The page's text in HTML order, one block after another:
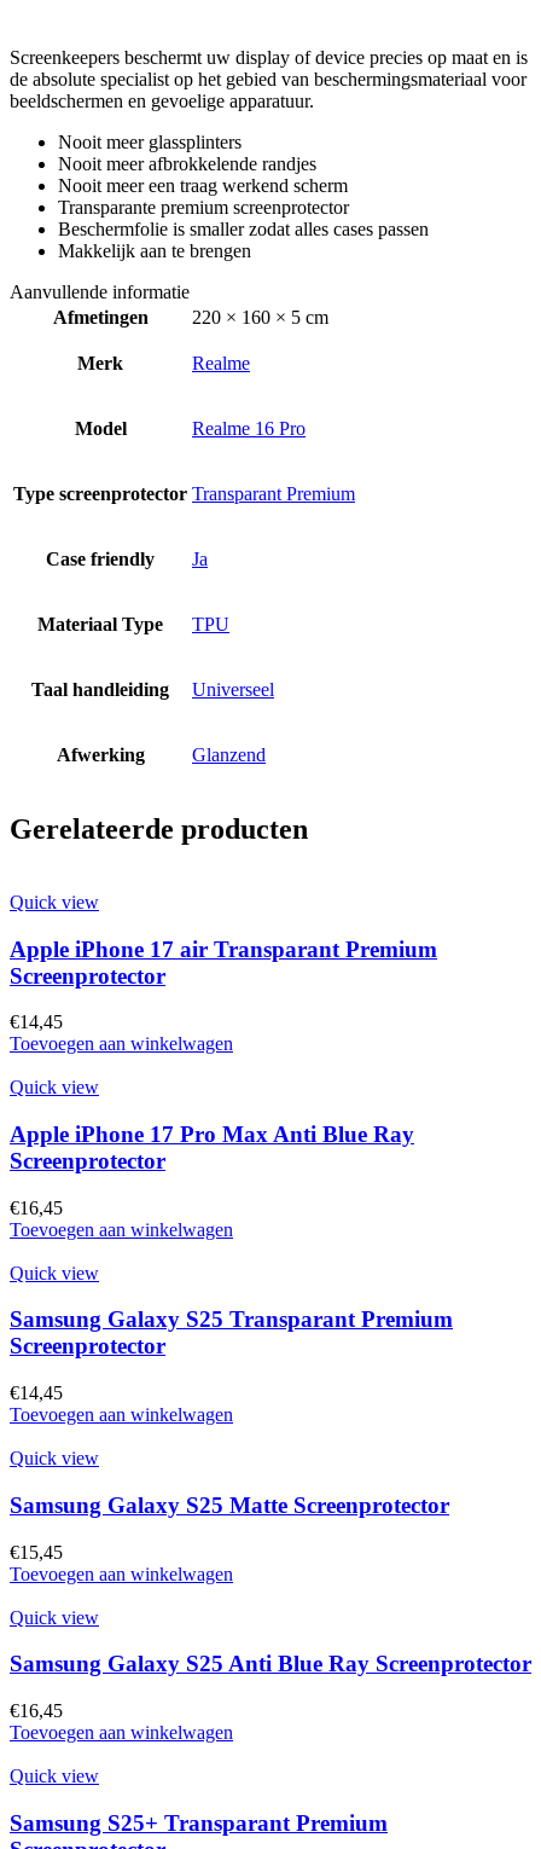
Screenkeepers beschermt uw display of device precies op maat en is
de absolute specialist op het gebied van beschermingsmateriaal voor
beeldschermen en gevoelige apparatuur.
Nooit meer glassplinters
Nooit meer afbrokkelende randjes
Nooit meer een traag werkend scherm
Transparante premium screenprotector
Beschermfolie is smaller zodat alles cases passen
Makkelijk aan te brengen
Aanvullende informatie
Afmetingen
220 × 160 × 5 cm
Merk Realme
Model Realme 16 Pro
Type screenprotector Transparant Premium
Case friendly Ja
Materiaal Type TPU
Taal handleiding Universeel
Afwerking Glanzend
Gerelateerde producten
Quick view
Apple iPhone 17 air Transparant Premium
Screenprotector
€14,45
Toevoegen aan winkelwagen
Quick view
Apple iPhone 17 Pro Max Anti Blue Ray
Screenprotector
€16,45
Toevoegen aan winkelwagen
Quick view
Samsung Galaxy S25 Transparant Premium
Screenprotector
€14,45
Toevoegen aan winkelwagen
Quick view
Samsung Galaxy S25 Matte Screenprotector
€15,45
Toevoegen aan winkelwagen
Quick view
Samsung Galaxy S25 Anti Blue Ray Screenprotector
€16,45
Toevoegen aan winkelwagen
Quick view
Samsung S25+ Transparant Premium